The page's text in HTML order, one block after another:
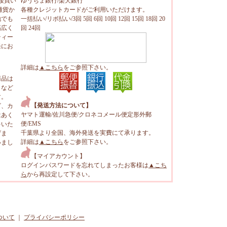
貨か
も
く
ー
お
は
ど
カ
く
た
し
各種クレジットカードがご利用いただけます。
一括払い/リボ払い/3回 5回 6回 10回 12回 15回 18回 20
回 24回
詳細は ▲こちら をご参照下さい。
【発送方法について】
ヤマト運輸/佐川急便/クロネコメール便定形外郵
便/EMS
千葉県より全国、海外発送を実費にて承ります。
詳細は ▲こちら をご参照下さい。
【マイアカウント】
ログインパスワードを忘れてしまったお客様は ▲こち
らから再設定して下さい。
いて プライバシーポリシー